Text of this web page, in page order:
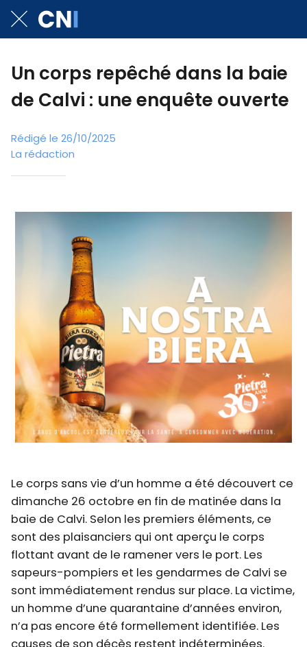
Un corps repêché dans la baie
de Calvi : une enquête ouverte
Rédigé le 26/10/2025
La rédaction
Le corps sans vie d’un homme a été découvert ce
dimanche 26 octobre en fin de matinée dans la
baie de Calvi. Selon les premiers éléments, ce
sont des plaisanciers qui ont aperçu le corps
flottant avant de le ramener vers le port. Les
sapeurs-pompiers et les gendarmes de Calvi se
sont immédiatement rendus sur place. La victime,
un homme d’une quarantaine d’années environ,
n’a pas encore été formellement identifiée. Les